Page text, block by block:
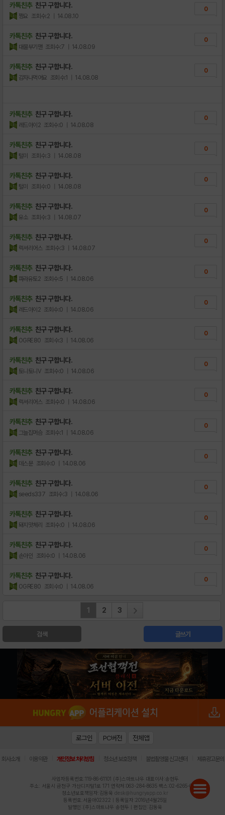
카톡친추 친구 구합니다.
쩡요 조회수:2 | 14.08.10
0
카톡친추 친구 구합니다.
대물부기맨 조회수:7 | 14.08.09
0
카톡친추 친구 구합니다.
감자나먹어요 조회수:1 | 14.08.08
0
카톡친추 친구 구합니다.
레드아이2 조회수:0 | 14.08.08
0
카톡친추 친구 구합니다.
털미 조회수:3 | 14.08.08
0
카톡친추 친구 구합니다.
털미 조회수:0 | 14.08.08
0
카톡친추 친구 구합니다.
유소 조회수:3 | 14.08.07
0
카톡친추 친구 구합니다.
럭셔리어스 조회수:3 | 14.08.07
0
카톡친추 친구 구합니다.
파라유토2 조회수:5 | 14.08.06
0
카톡친추 친구 구합니다.
레드아이2 조회수:0 | 14.08.06
0
카톡친추 친구 구합니다.
OGRE80 조회수:3 | 14.08.06
0
카톡친추 친구 구합니다.
토니토니V 조회수:0 | 14.08.06
0
카톡친추 친구 구합니다.
럭셔리어스 조회수:0 | 14.08.06
0
카톡친추 친구 구합니다.
그늘집머슴 조회수:1 | 14.08.06
0
카톡친추 친구 구합니다.
데스문 조회수:0 | 14.08.06
0
카톡친추 친구 구합니다.
seeds337 조회수:3 | 14.08.06
0
카톡친추 친구 구합니다.
돼지맛체리 조회수:0 | 14.08.06
0
카톡친추 친구 구합니다.
손아인 조회수:0 | 14.08.06
0
카톡친추 친구 구합니다.
OGRE80 조회수:0 | 14.08.06
0
1 2 3
검색 글쓰기
로그인 PC버전 전체앱
회사소개 이용약관 개인정보 처리방침 청소년 보호정책 불법촬영물 신고센터 제휴광고문의
사업자등록번호:119-86-61101 (주)스마트나우 대표이사:송현두
주소: 서울시 금천구 가산디지털1로 171 연락처:063-284-8635 팩스:02-6265-0377
청소년보호책임자:김동욱 desk@hungryapp.co.kr
등록번호:서울아02322 | 등록일자:2016년4월25일
발행인:(주)스마트나우 송현두 | 편집인:김동욱